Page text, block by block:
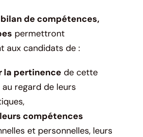
bilan de compétences,
permettront
aux candidats de :
la pertinence de cette
regard de leurs
compétences
et personnelles, leurs